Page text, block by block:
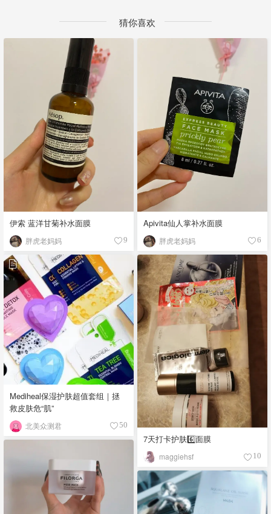
猜你喜欢
伊索 蓝洋甘菊补水面膜
胖虎老妈妈 9
Apivita仙人掌补水面膜
胖虎老妈妈 6
Mediheal保湿护肤超值套组｜拯
救皮肤危“肌”
北美众测君 50
7天打卡护肤6️⃣面膜
maggiehsf 10